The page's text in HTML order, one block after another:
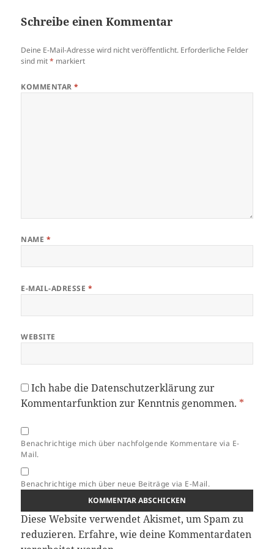
Schreibe einen Kommentar
Deine E-Mail-Adresse wird nicht veröffentlicht. Erforderliche Felder
sind mit* markiert
KOMMENTAR*
NAME *
E-MAIL-ADRESSE *
WEBSITE
Ich habe dieDatenschutzerklärungzur
Kommentarfunktion zur Kenntnis genommen. *
Benachrichtige mich über nachfolgende Kommentare via E-
Mail.
Benachrichtige mich über neue Beiträge via E-Mail.
Diese Website verwendet Akismet, um Spam zu
reduzieren.Erfahre, wie deine Kommentardaten